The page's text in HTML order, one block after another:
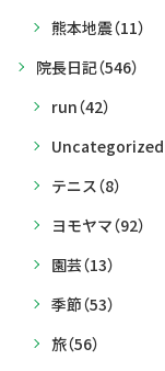
熊本地震（11）
院長日記（546）
run（42）
Uncategorized
テニス（8）
ヨモヤマ（92）
園芸（13）
季節（53）
旅（56）